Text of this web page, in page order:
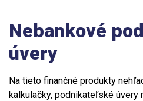
Nebankové
úvery
Na tieto finančné produkty
kalkulačky, podnikateľské úvery